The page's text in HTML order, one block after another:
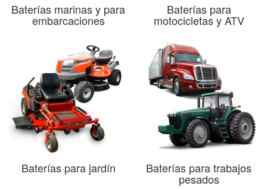
Baterías marinas y para
embarcaciones
Baterías para
motocicletas y ATV
Baterías para jardín Baterías para trabajos
pesados